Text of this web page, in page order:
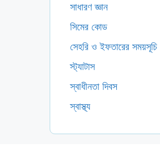
সাধারণ জ্ঞান
সিমের কোড
সেহরি ও ইফতারের সময়সূচি
স্ট্যাটাস
স্বাধীনতা দিবস
স্বাস্থ্য